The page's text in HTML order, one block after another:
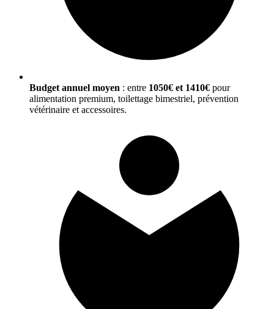
Budget annuel moyen : entre 1050€ et 1410€ pour
alimentation premium, toilettage bimestriel, prévention
vétérinaire et accessoires.